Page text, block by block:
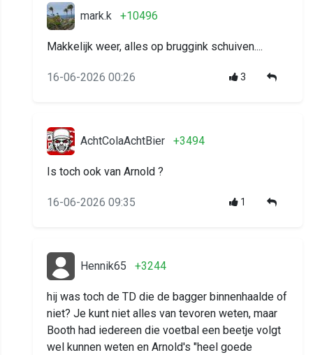
mark.k +10496
Makkelijk weer, alles op bruggink schuiven....
16-06-2026 00:26 3
AchtColaAchtBier +3494
Is toch ook van Arnold ?
16-06-2026 09:35 1
Hennik65 +3244
hij was toch de TD die de bagger binnenhaalde of
niet? Je kunt niet alles van tevoren weten, maar
Booth had iedereen die voetbal een beetje volgt
wel kunnen weten en Arnold's "heel goede